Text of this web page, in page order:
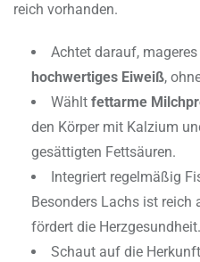
reich vorhanden.
Achtet darauf,
hochwertiges Eiweiß,
Wählt fettarme
den Körper mit Kalzium
gesättigten Fettsäuren.
Integriert regelmäßig
Besonders Lachs ist reich
fördert die Herzgesundheit.
Schaut auf die